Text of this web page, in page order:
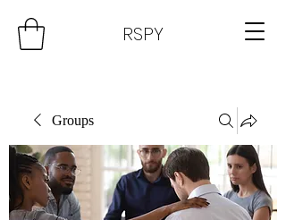
RSPY
Groups